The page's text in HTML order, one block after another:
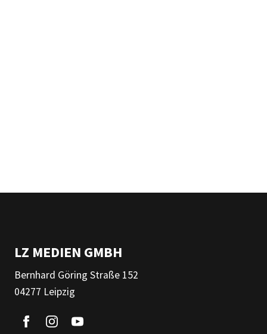
LZ MEDIEN GMBH
Bernhard Göring Straße 152
04277 Leipzig